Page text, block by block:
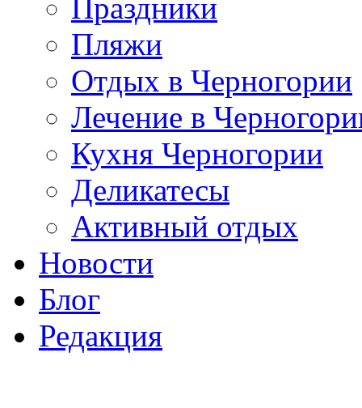
Праздники
Пляжи
Отдых в Черногории
Лечение в
Кухня Черногории
Деликатесы
Активный отдых
Новости
Блог
Редакция